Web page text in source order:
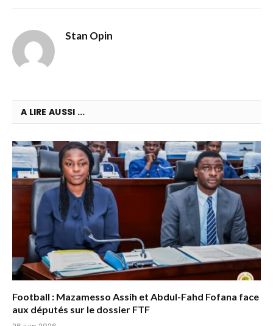
Stan Opin
A LIRE AUSSI ...
Football : Mazamesso Assih et Abdul-Fahd Fofana face
aux députés sur le dossier FTF